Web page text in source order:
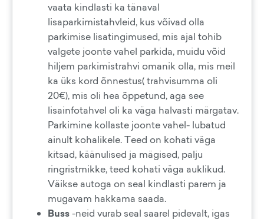
vaata kindlasti ka tänaval
lisaparkimistahvleid, kus võivad olla
parkimise lisatingimused, mis ajal tohib
valgete joonte vahel parkida, muidu võid
hiljem parkimistrahvi omanik olla, mis meil
ka üks kord õnnestus( trahvisumma oli
20€), mis oli hea õppetund, aga see
lisainfotahvel oli ka väga halvasti märgatav.
Parkimine kollaste joonte vahel- lubatud
ainult kohalikele. Teed on kohati väga
kitsad, käänulised ja mägised, palju
ringristmikke, teed kohati väga auklikud.
Väikse autoga on seal kindlasti parem ja
mugavam hakkama saada.
Buss-neid vurab seal saarel pidevalt, igas